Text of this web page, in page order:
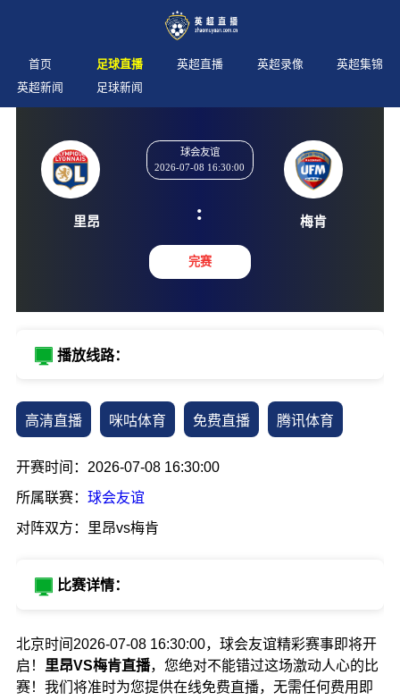
首页 足球直播 英超直播 英超录像
英超集锦
英超新闻
足球新闻
:
播放线路：
高清直播 咪咕体育 免费直播 腾讯体育
开赛时间：2026-07-08 16:30:00
所属联赛： 球会友谊
对阵双方：里昂vs梅肯
比赛详情：
北京时间2026-07-08 16:30:00，球会友谊精彩赛事即将开
启！
里昂VS梅肯直播，您绝对不能错过这场激动人心的比
赛！我们将准时为您提供在线免费直播，无需任何费用即